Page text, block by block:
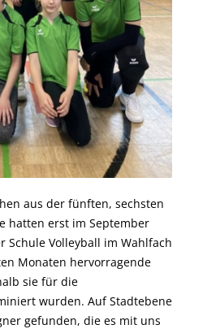
aus der fünften, sechsten
hatten erst im September
Schule Volleyball im Wahlfach
Monaten hervorragende
sie für die
wurden. Auf Stadtebene
gefunden, die es mit uns